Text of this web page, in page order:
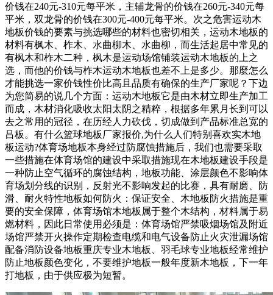
价钱在240元-310元每平米，主辅龙骨的价钱在260元-340元每
平米，双龙骨的价钱在300元-400元每平米。次之危害运动木
地板价钱的要素与挑选哪些的材料也密切相关，运动木地板的
材料有枫木、柞木、水曲柳木、水曲柳，而生活起居中常见的
有枫木和柞木二种，枫木是运动场馆铺装运动木地板的上之
选，而他的价钱与柞木运动木地板也差不上是多少。那麼怎么
才能挑选一家价钱性价比高且品质有确保的生产厂家呢？下边
为您简易的说几个方面：运动木地板它是由木材立即生产加工
而成，木材消化吸收太阳太阴之精粹，根据多年累月长到可以
去之常用的冠径，在历经人力砍伐，切成做到产品标准总宽的
吕板。有什么篮球地板厂家报价,为什么人们特别喜欢实木地
板运动?体育场地板本身经过防腐蚀措施后，我们也需要采取
一些措施在体育场馆的建设中采取措施现在木地板建设手段是
一种防止空气循环的腐蚀结构，地板功能、涂层颜色不影响体
育场划分线的识别，反射光不影响发起的比赛，具有耐磨、防
滑、耐火特性地板如何防火：保证安全、木地板防火措施是重
要的安全保障，体育场馆木地板属于整个木结构，材料属于易
燃材料，因此日常使用必须是：体育场馆严禁吸烟场馆及附近
场馆严禁开火操作定期检查电缆和电气设备防止火灾泄漏场馆
配备消防设备地板重庆专业木地板、羽毛球专业地板经常维护
防止地板颜色变化，不要维护地板一般年度新木地板，下一年
打地板，由于供应极为短暂。